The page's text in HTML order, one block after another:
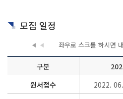
모집 일정
좌우로 스크롤 하시면
구분
원서접수
2022.